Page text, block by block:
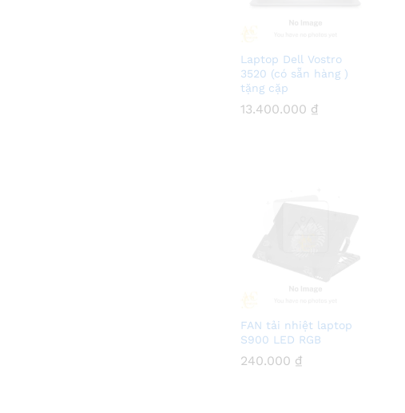
Laptop Dell Vostro
3520 (có sẵn hàng )
tặng cặp
13.400.000 ₫
13.400.000 ₫
FAN tải nhiệt laptop
S900 LED RGB
240.000 ₫
240.000 ₫